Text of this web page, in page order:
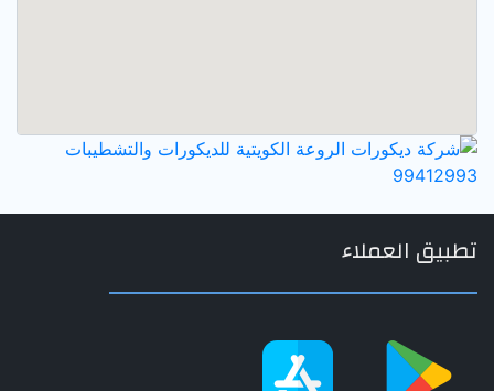
تطبيق العملاء